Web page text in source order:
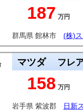
187 万円
群馬県 館林市 (株)
マツダ フレ
158 万円
岩手県 紫波郡 日新